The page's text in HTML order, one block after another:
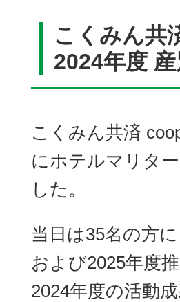
こくみん共
2024年度
こくみん共済
にホテルマリタ
した。
当日は35名の方
および2025年度
2024年度の活動